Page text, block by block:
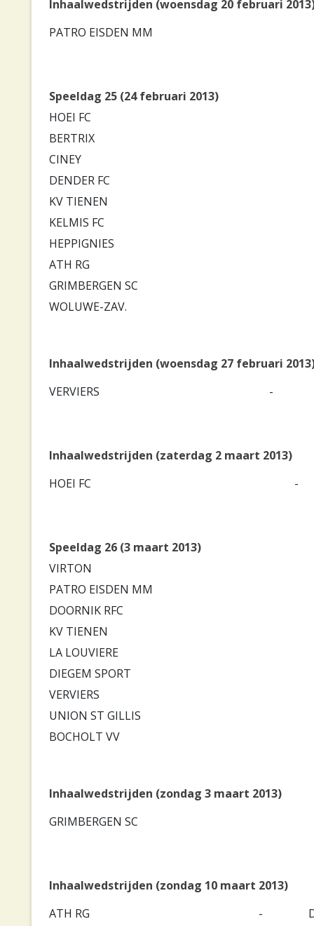
Inhaalwedstrijden (woensdag 20 februari
PATRO EISDEN MM
Speeldag 25 (24 februari 2013)
HOEI FC
BERTRIX
CINEY
DENDER FC
KV TIENEN
KELMIS FC
HEPPIGNIES
ATH RG
GRIMBERGEN SC
WOLUWE-ZAV.
Inhaalwedstrijden (woensdag 27 februari
VERVIERS
-
Inhaalwedstrijden (zaterdag 2 maart 2013)
HOEI FC
-
Speeldag 26 (3 maart 2013)
VIRTON
PATRO EISDEN MM
DOORNIK RFC
KV TIENEN
LA LOUVIERE
DIEGEM SPORT
VERVIERS
UNION ST GILLIS
BOCHOLT VV
Inhaalwedstrijden (zondag 3 maart 2013)
GRIMBERGEN SC
Inhaalwedstrijden (zondag 10 maart 2013)
ATH RG
-